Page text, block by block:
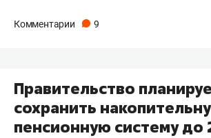
Комментарии 9
Правительство
сохранить
пенсионную систему до